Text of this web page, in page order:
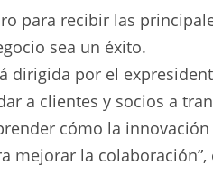
para recibir las
sea un éxito.
dirigida por el
a clientes y socios a
cómo la
mejorar la